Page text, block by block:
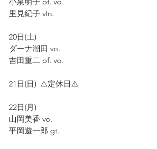
里見紀子 vIn.
20日(土)
ダーナ潮田 vo.
吉田重二 pf. vo.
21日(日)  ⚠️定休日⚠️
22日(月)
山岡美香 vo.
平岡遊一郎 gt.